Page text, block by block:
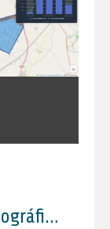
La Confederación Hidrográfica del Guadalquivir resuelve el concurso de concesiones de la presa de Siles